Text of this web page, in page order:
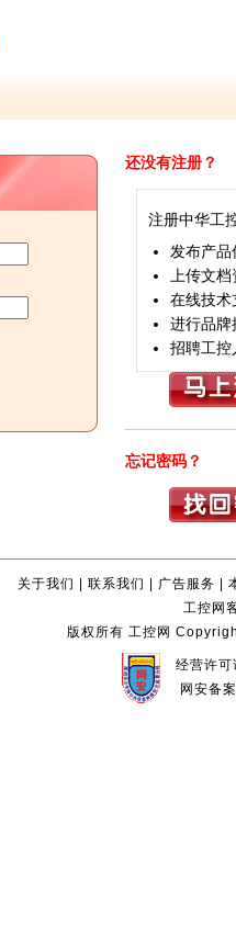
还没有注册？
注册中华工
发布产品
上传文档
在线技术
进行品牌
招聘工控
忘记密码？
关于我们 |联系我们 | 广告服务 |
工控网
版权所有 工控网
经营许
网安备